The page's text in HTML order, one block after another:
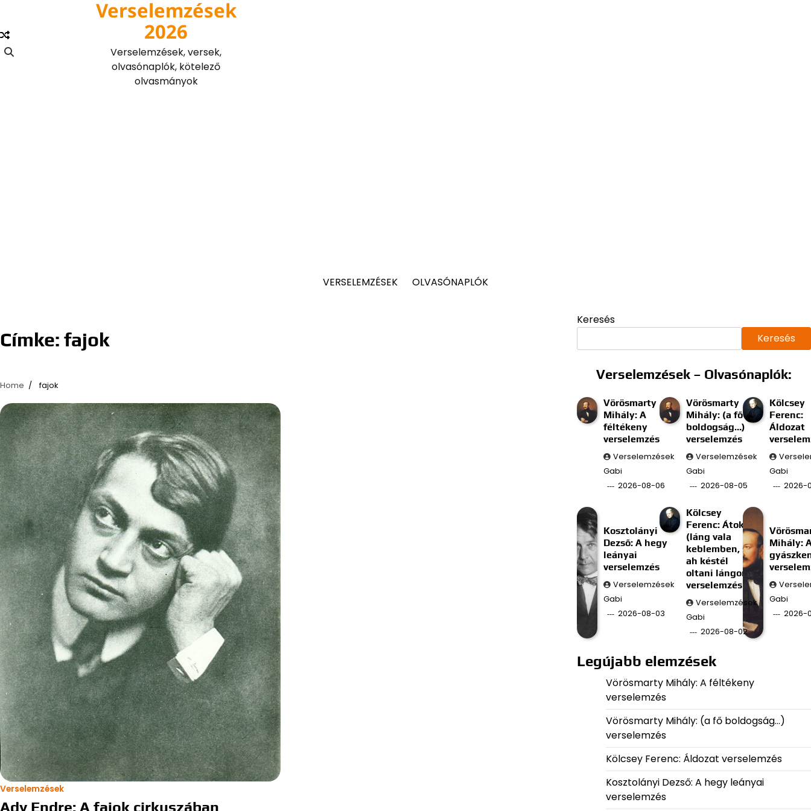
content
Verselemzések
2026
Verselemzések, versek,
olvasónaplók, kötelező
olvasmányok
VERSELEMZÉSEK OLVASÓNAPLÓK
Címke: fajok
Home fajok
Verselemzések
Ady Endre: A fajok cirkuszában
Keresés
Keresés
Verselemzések – Olvasónaplók:
Vörösmarty
Mihály: A
féltékeny
verselemzés
Verselemzések
Gabi
2026-08-06
Vörösmarty
Mihály: (a fő
boldogság…)
verselemzés
Verselemzések
Gabi
2026-08-05
Kölcsey
Ferenc:
Áldozat
Gabi
2026-
Kosztolányi
Dezső: A hegy
leányai
verselemzés
Verselemzések
Gabi
2026-08-03
Kölcsey
Ferenc: Átok
(láng vala
keblemben, s
ah késtél
oltani lángom;)
verselemzés
Verselemzések
Gabi
2026-08-02
Mihály:
Gabi
2026-
Legújabb elemzések
Vörösmarty Mihály: A féltékeny
verselemzés
Vörösmarty Mihály: (a fő boldogság…)
verselemzés
Kölcsey Ferenc: Áldozat verselemzés
Kosztolányi Dezső: A hegy leányai
verselemzés